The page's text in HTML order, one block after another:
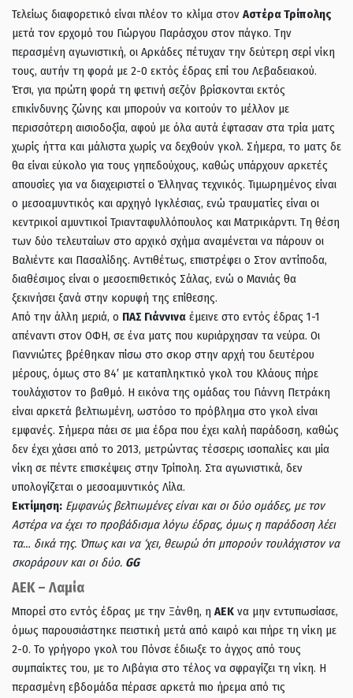
Τελείως διαφορετικό είναι πλέον το κλίμα στον Αστέρα Τρίπολης
μετά τον ερχομό του Γιώργου Παράσχου στον πάγκο. Την
περασμένη αγωνιστική, οι Αρκάδες πέτυχαν την δεύτερη σερί νίκη
τους, αυτήν τη φορά με 2-0 εκτός έδρας επί του Λεβαδειακού.
Έτσι, για πρώτη φορά τη φετινή σεζόν βρίσκονται εκτός
επικίνδυνης ζώνης και μπορούν να κοιτούν το μέλλον με
περισσότερη αισιοδοξία, αφού με όλα αυτά έφτασαν στα τρία ματς
χωρίς ήττα και μάλιστα χωρίς να δεχθούν γκολ. Σήμερα, το ματς δε
θα είναι εύκολο για τους γηπεδούχους, καθώς υπάρχουν αρκετές
απουσίες για να διαχειριστεί ο Έλληνας τεχνικός. Τιμωρημένος είναι
ο μεσοαμυντικός και αρχηγό Ιγκλέσιας, ενώ τραυματίες είναι οι
κεντρικοί αμυντικοί Τριανταφυλλόπουλος και Ματρικάρντι. Τη θέση
των δύο τελευταίων στο αρχικό σχήμα αναμένεται να πάρουν οι
Βαλιέντε και Πασαλίδης. Αντιθέτως, επιστρέφει ο Στον αντίποδα,
διαθέσιμος είναι ο μεσοεπιθετικός Σάλας, ενώ ο Μανιάς θα
ξεκινήσει ξανά στην κορυφή της επίθεσης.
Από την άλλη μεριά, ο ΠΑΣ Γιάννινα έμεινε στο εντός έδρας 1-1
απέναντι στον ΟΦΗ, σε ένα ματς που κυριάρχησαν τα νεύρα. Οι
Γιαννιώτες βρέθηκαν πίσω στο σκορ στην αρχή του δευτέρου
μέρους, όμως στο 84′ με καταπληκτικό γκολ του Κλάους πήρε
τουλάχιστον το βαθμό. Η εικόνα της ομάδας του Γιάννη Πετράκη
είναι αρκετά βελτιωμένη, ωστόσο το πρόβλημα στο γκολ είναι
εμφανές. Σήμερα πάει σε μια έδρα που έχει καλή παράδοση, καθώς
δεν έχει χάσει από το 2013, μετρώντας τέσσερις ισοπαλίες και μία
νίκη σε πέντε επισκέψεις στην Τρίπολη. Στα αγωνιστικά, δεν
υπολογίζεται ο μεσοαμυντικός Λίλα.
Εκτίμηση: Εμφανώς βελτιωμένες είναι και οι δύο ομάδες, με τον
Αστέρα να έχει το προβάδισμα λόγω έδρας, όμως η παράδοση λέει
τα… δικά της. Όπως και να ‘χει, θεωρώ ότι μπορούν τουλάχιστον να
σκοράρουν και οι δύο. GG
ΑΕΚ – Λαμία
Mπορεί στο εντός έδρας με την Ξάνθη, η ΑΕΚ να μην εντυπωσίασε,
όμως παρουσιάστηκε πειστική μετά από καιρό και πήρε τη νίκη με
2-0. Το γρήγορο γκολ του Πόνσε έδιωξε το άγχος από τους
συμπαίκτες του, με το Λιβάγια στο τέλος να σφραγίζει τη νίκη. Η
περασμένη εβδομάδα πέρασε αρκετά πιο ήρεμα από τις